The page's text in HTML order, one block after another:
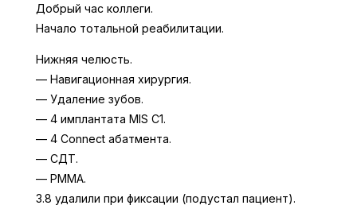
Добрый час коллеги.
Начало тотальной реабилитации.
Нижняя челюсть.
— Навигационная хирургия.
— Удаление зубов.
— 4 имплантата MIS C1.
— 4 Connect абатмента.
— СДТ.
— PMMA.
3.8 удалили при фиксации (подустал пациент).